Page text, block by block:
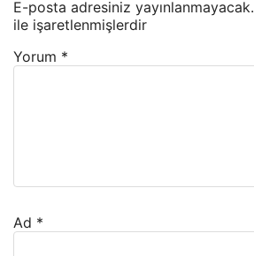
E-posta adresiniz yayınlanmayacak.
ile işaretlenmişlerdir
Yorum *
Ad *